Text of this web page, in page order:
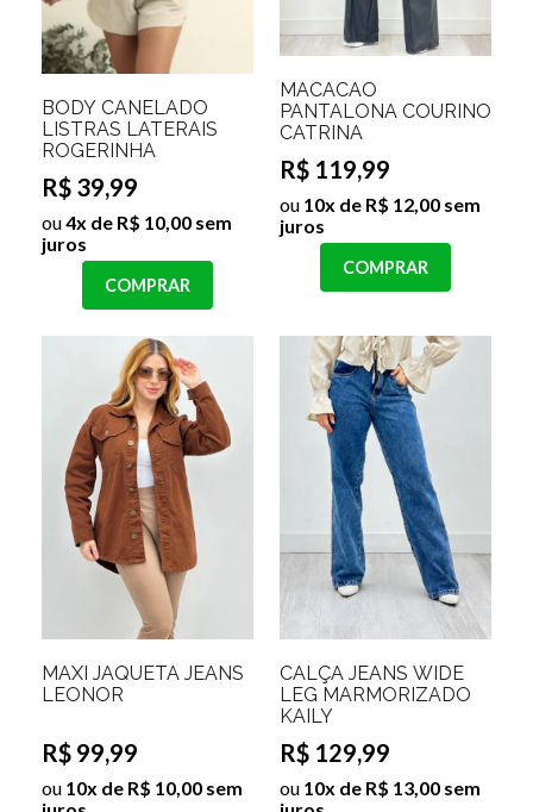
BODY CANELADO
LISTRAS LATERAIS
ROGERINHA
R$ 39,99
ou4x de R$ 10,00 sem
juros
COMPRAR
MACACÃO
PANTALONA COURINO
CATRINA
R$ 119,99
ou 10x de R$ 12,00 sem
juros
COMPRAR
MAXI JAQUETA JEANS
LEONOR
R$ 99,99
ou 10x de R$ 10,00 sem
CALÇA JEANS WIDE
LEG MARMORIZADO
KAILY
R$ 129,99
ou 10x de R$ 13,00 sem